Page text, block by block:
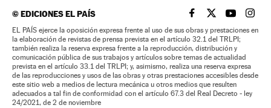
©EDICIONES EL PAÍS EL PAÍS BRASIL EN
EL PAÍSEL PAÍS
EL
EL PAÍS ejerce la oposición expresa frente al uso de sus obras y prestaciones en
la elaboración de revistas de prensa prevista en el artículo 32.1 del TRLPI;
también realiza la reserva expresa frente a la reproducción, distribución y
comunicación pública de sus trabajos y artículos sobre temas de actualidad
prevista en el artículo 33.1 del TRLPI; y, asimismo, realiza una reserva expresa
de las reproducciones y usos de las obras y otras prestaciones accesibles desde
este sitio web a medios de lectura mecánica u otros medios que resulten
adecuados a tal fin de conformidad con el artículo 67.3 del Real Decreto - ley
24/2021, de 2 de noviembre